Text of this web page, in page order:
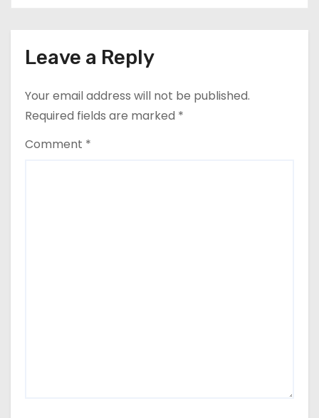
Leave a Reply
Your email address will not be published.
Required fields are marked *
Comment *